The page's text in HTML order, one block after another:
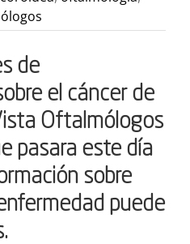
de
el cáncer de
Oftalmólogos
pasara este día
sobre
puede